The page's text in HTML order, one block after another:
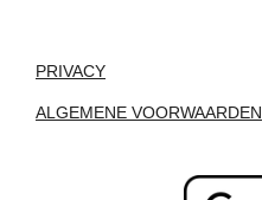
PRIVACY
ALGEMENE VOORWAARDEN